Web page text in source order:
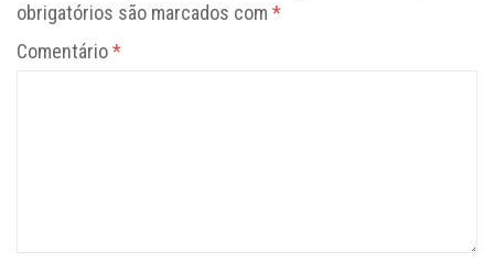
obrigatórios são marcados com *
Comentário*